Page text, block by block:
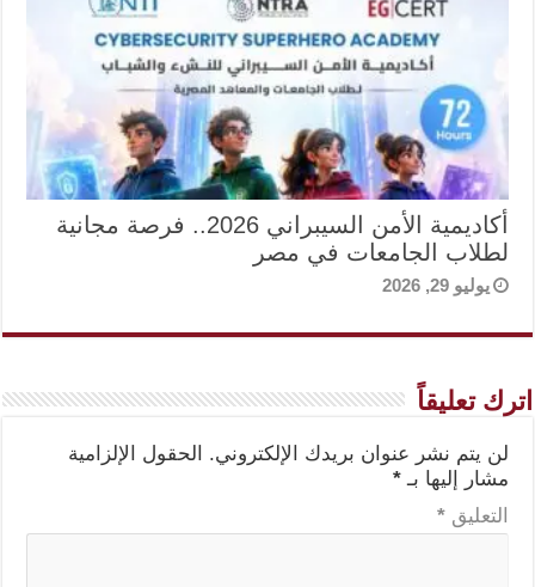
أكاديمية الأمن السيبراني 2026.. فرصة مجانية
لطلاب الجامعات في مصر
يوليو 29, 2026
اترك تعليقاً
لن يتم نشر عنوان بريدك الإلكتروني.
الحقول الإلزامية
مشار إليها بـ *
التعليق *